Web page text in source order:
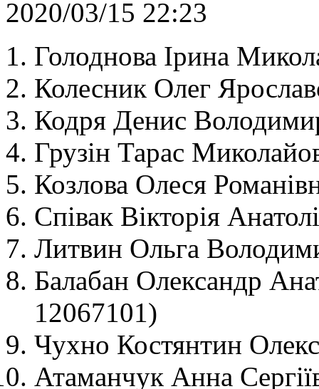
2020/03/15 22:23
Голоднова Ірина
Колесник Олег
Кодря Денис
Грузін Тарас
Козлова Олеся
Співак Вікторія
Литвин Ольга
Балабан Олександр
12067101)
Чухно Костянтин
Атаманчук Анна